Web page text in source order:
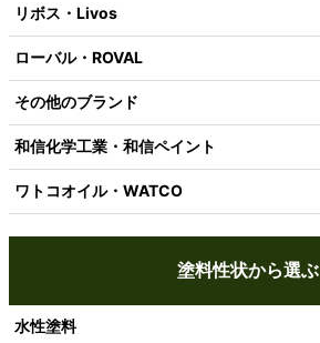
リボス・Livos
ローバル・ROVAL
その他のブランド
和信化学工業・和信ペイント
ワトコオイル・WATCO
塗料性状から選ぶ
水性塗料